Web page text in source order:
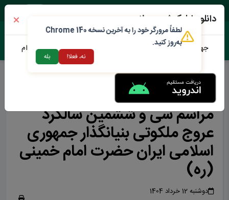
مراسم سی و ششمین سالگرد عروج ملکوتی بنیانگذار جمهوری اسلامی ایران حضرت
امام خمینی (ره)
مراسم سی و ششمین سالگرد
عروج ملکوتی بنیانگذار جمهوری
اسلامی ایران حضرت امام خمینی
(ره)
دوشنبه 12 خرداد 1404
دانلود اپلیکیشن محلات من
جهت دانلود نرم افزار محلات من می توانید از طریق لینک زیر اقدام
لطفاً مرورگر خود را به آخرین نسخه Chrome 140
به‌روز کنید.
نه، فعلا! بله